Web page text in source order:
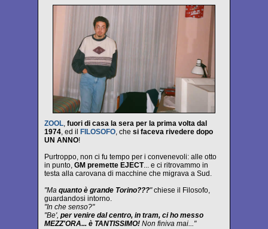
ZOOL, fuori di casa la sera per la prima volta dal
1974, ed il FILOSOFO, che si faceva rivedere dopo
UN ANNO!
Purtroppo, non ci fu tempo per i convenevoli: alle otto
in punto, GM premette EJECT... e ci ritrovammo in
testa alla carovana di macchine che migrava a Sud.
"Ma quanto è grande Torino???"chiese il Filosofo,
guardandosi intorno.
"In che senso?"
"Be', per venire dal centro, in tram, ci ho messo
MEZZ'ORA... è TANTISSIMO! Non finiva mai..."